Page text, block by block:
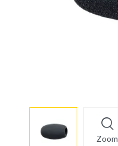
Zoom
info